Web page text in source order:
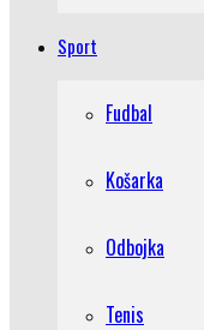
Sport
Fudbal
Košarka
Odbojka
Tenis